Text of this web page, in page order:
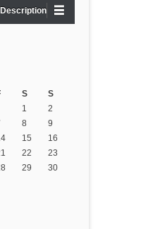
S S
1
2
8
9
15
16
22
23
29
30